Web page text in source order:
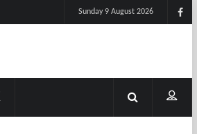
Sunday 9 August 2026